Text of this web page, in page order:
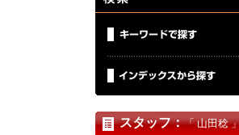
スタッフ：「 山田稔